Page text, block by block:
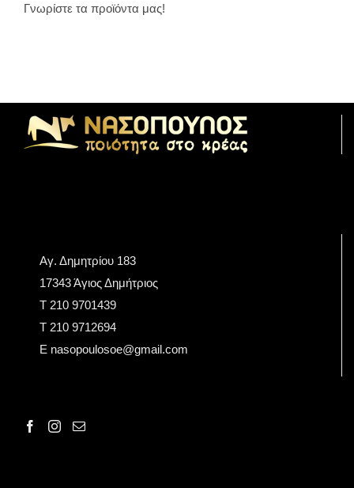
Γνωρίστε τα προϊόντα μας!
Αγ. Δημητρίου 183
17343 Άγιος Δημήτριος
Τ 210 9701439
T 210 9712694
E nasopoulosoe@gmail.com